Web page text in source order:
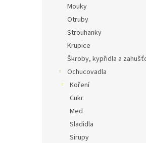
Mouky
Otruby
Strouhanky
Krupice
Škroby, kypřidla a
Ochucovadla
Koření
Cukr
Med
Sladidla
Sirupy